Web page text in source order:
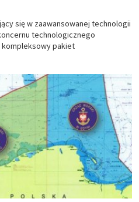
się w zaawansowanej technologii
technologicznego
kompleksowy pakiet